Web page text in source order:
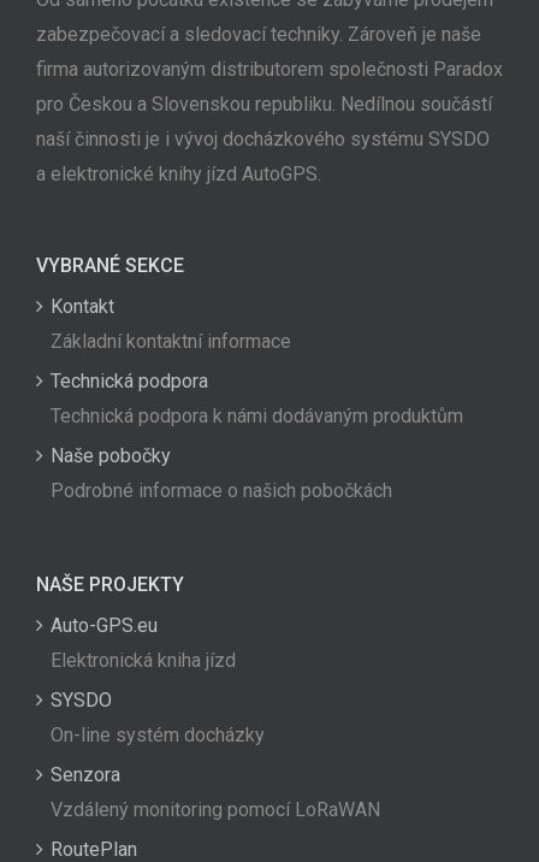
zabezpečovací a sledovací techniky. Zároveň je naše
firma autorizovaným distributorem společnosti Paradox
pro Českou a Slovenskou republiku. Nedílnou součástí
naší činnosti je i vývoj docházkového systému SYSDO
a elektronické knihy jízd AutoGPS.
VYBRANÉ SEKCE
Kontakt
Základní kontaktní informace
Technická podpora
Technická podpora k námi dodávaným produktům
Naše pobočky
Podrobné informace o našich pobočkách
NAŠE PROJEKTY
Auto-GPS.eu
Elektronická kniha jízd
SYSDO
On-line systém docházky
Senzora
Vzdálený monitoring pomocí LoRaWAN
RoutePlan